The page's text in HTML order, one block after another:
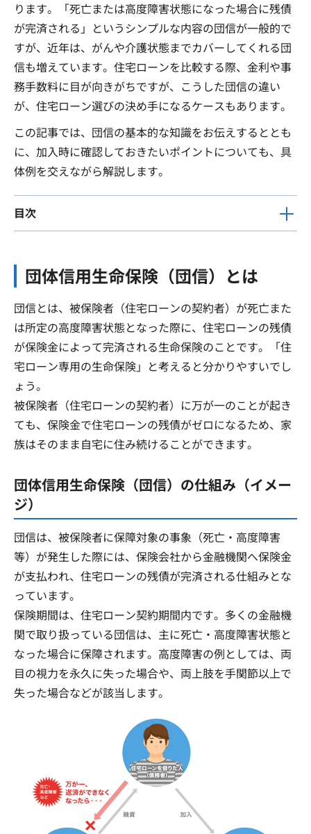
ります。「死亡または高度障害状態になった場合に残債
が完済される」というシンプルな内容の団信が一般的で
すが、近年は、がんや介護状態までカバーしてくれる団
信も増えています。住宅ローンを比較する際、金利や事
務手数料に目が向きがちですが、こうした団信の違い
が、住宅ローン選びの決め手になるケースもあります。
この記事では、団信の基本的な知識をお伝えするととも
に、加入時に確認しておきたいポイントについても、具
体例を交えながら解説します。
目次
団体信用生命保険（団信）とは
団信とは、被保険者（住宅ローンの契約者）が死亡また
は所定の高度障害状態となった際に、住宅ローンの残債
が保険金によって完済される生命保険のことです。「住
宅ローン専用の生命保険」と考えると分かりやすいでし
ょう。
被保険者（住宅ローンの契約者）に万が一のことが起き
ても、保険金で住宅ローンの残債がゼロになるため、家
族はそのまま自宅に住み続けることができます。
団体信用生命保険（団信）の仕組み（イメー
ジ）
団信は、被保険者に保障対象の事象（死亡・高度障害
等）が発生した際には、保険会社から金融機関へ保険金
が支払われ、住宅ローンの残債が完済される仕組みとな
っています。
保険期間は、住宅ローン契約期間内です。多くの金融機
関で取り扱っている団信は、主に死亡・高度障害状態と
なった場合に保障されます。高度障害の例としては、両
目の視力を永久に失った場合や、両上肢を手関節以上で
失った場合などが該当します。